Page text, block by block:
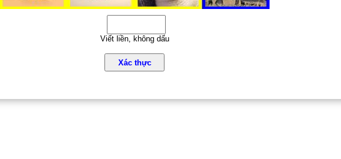
Viết liền, không dấu
Xác thực